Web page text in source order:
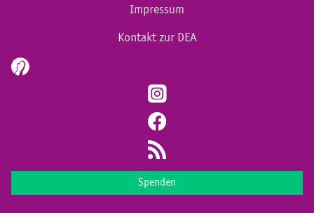
Impressum
Kontakt zur DEA
Spenden